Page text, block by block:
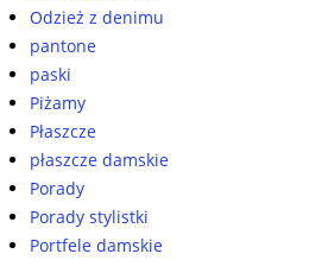
Odzież z denimu
pantone
paski
Piżamy
Płaszcze
płaszcze damskie
Porady
Porady stylistki
Portfele damskie